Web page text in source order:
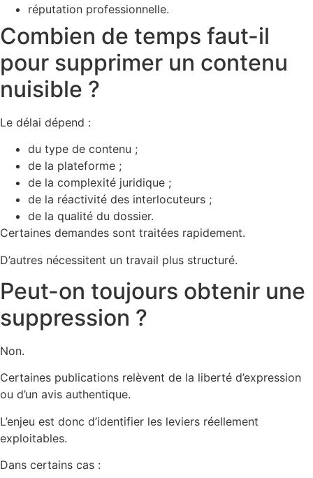
réputation professionnelle.
Combien de temps faut-il
pour supprimer un contenu
nuisible ?
Le délai dépend :
du type de contenu ;
de la plateforme ;
de la complexité juridique ;
de la réactivité des interlocuteurs ;
de la qualité du dossier.
Certaines demandes sont traitées rapidement.
D’autres nécessitent un travail plus structuré.
Peut-on toujours obtenir une
suppression ?
Non.
Certaines publications relèvent de la liberté d’expression
ou d’un avis authentique.
L’enjeu est donc d’identifier les leviers réellement
exploitables.
Dans certains cas :